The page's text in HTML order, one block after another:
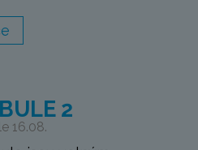
2
16.08.